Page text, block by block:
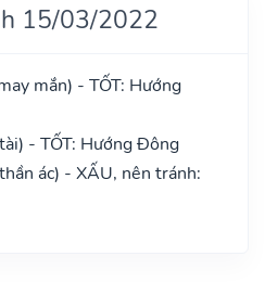
15/03/2022
mắn) - TỐT: Hướng
- TỐT: Hướng Đông
ác) - XẤU, nên tránh: